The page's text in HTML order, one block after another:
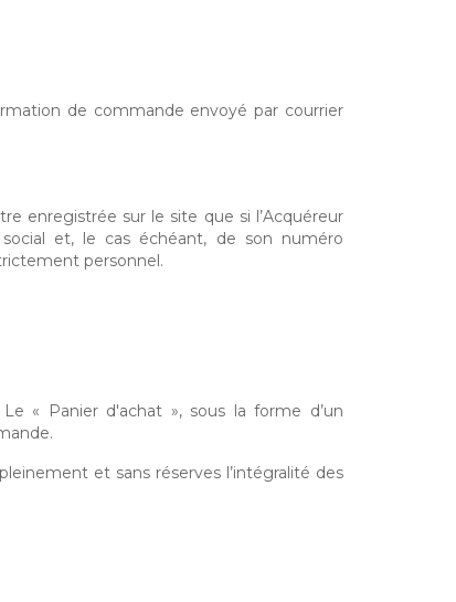
de commande envoyé par courrier
enregistrée sur le site que si l’Acquéreur
et, le cas échéant, de son numéro
personnel.
« Panier d'achat », sous la forme d’un
et sans réserves l’intégralité des